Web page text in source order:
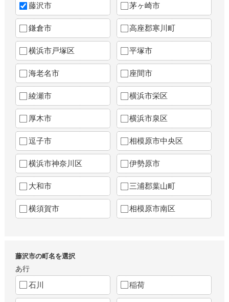
藤沢市 茅ヶ崎市
鎌倉市 高座郡寒川町
横浜市戸塚区 平塚市
海老名市 座間市
綾瀬市 横浜市栄区
厚木市 横浜市泉区
逗子市 相模原市中央区
横浜市神奈川区 伊勢原市
大和市 三浦郡葉山町
横須賀市 相模原市南区
藤沢市の町名を選択
あ行
石川 稲荷